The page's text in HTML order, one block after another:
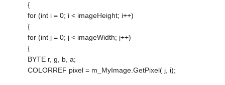
{
for (int i = 0; i < imageHeight; i++)
{
for (int j = 0; j < imageWidth; j++)
{
BYTE r, g, b, a;
COLORREF pixel = m_MyImage.GetPixel( j, i);